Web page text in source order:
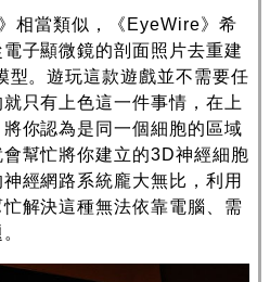
相當類似，《EyeWire》希
子顯微鏡的剖面照片去重建
型。遊玩這款遊戲並不需要任
只有上色這一件事情，在上
你認為是同一個細胞的區域
幫忙將你建立的3D神經細胞
經網路系統龐大無比，利用
解決這種無法依靠電腦、需